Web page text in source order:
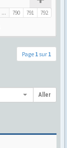
... 790 791 792
Page 1 sur 1
Aller